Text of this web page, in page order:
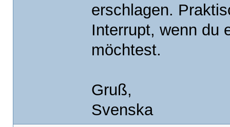
erschlagen.
Interrupt, wenn du
möchtest.
Gruß,
Svenska